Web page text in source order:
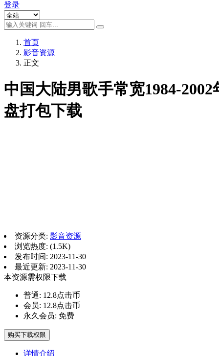
登录
首页
影音资源
正文
中国大陆男歌手常宽1984-
盘打包下载
资源分类: 影音资源
浏览热度: (1.5K)
发布时间: 2023-11-30
最近更新: 2023-11-30
本资源需权限下载
普通: 12.8点击币
会员: 12.8点击币
永久会员: 免费
购买下载权限
详情介绍